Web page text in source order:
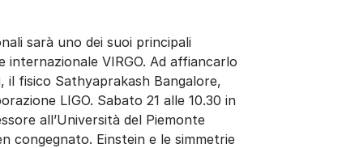
sarà uno dei suoi principali
internazionale VIRGO. Ad affiancarlo
il fisico Sathyaprakash Bangalore,
LIGO. Sabato 21 alle 10.30 in
all’Università del Piemonte
congegnato. Einstein e le simmetrie